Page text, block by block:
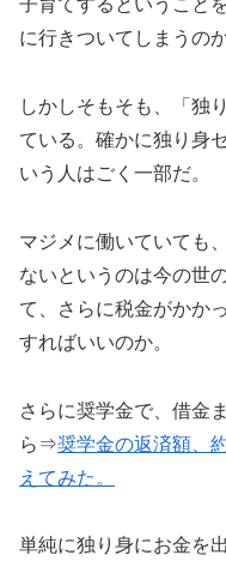
子育てするということ
に行きついてしまうのか
しかしそもそも、「独
ている。確かに独り身
いう人はごく一部だ。
マジメに働いていても
ないというのは今の世
て、さらに税金がかか
すればいいのか。
さらに奨学金で、借金
ら⇒奨学金の返済額、
えてみた。
単純に独り身にお金を